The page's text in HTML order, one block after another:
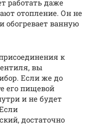
работать даже
отопление. Он не
обогревает ванную
к
вы
Если же до
его пищевой
и не будет
достаточно